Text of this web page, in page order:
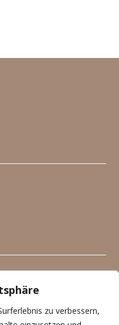
zu verbessern,